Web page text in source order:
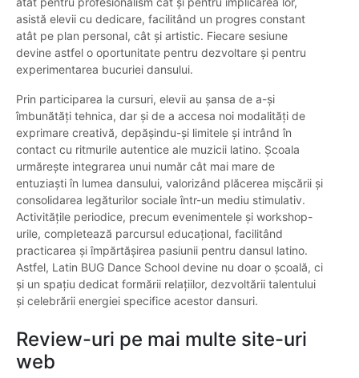
asistă elevii cu dedicare, facilitând un progres constant
atât pe plan personal, cât și artistic. Fiecare sesiune
devine astfel o oportunitate pentru dezvoltare și pentru
experimentarea bucuriei dansului.
Prin participarea la cursuri, elevii au șansa de a-și
îmbunătăți tehnica, dar și de a accesa noi modalități de
exprimare creativă, depășindu-și limitele și intrând în
contact cu ritmurile autentice ale muzicii latino. Școala
urmărește integrarea unui număr cât mai mare de
entuziaști în lumea dansului, valorizând plăcerea mișcării și
consolidarea legăturilor sociale într-un mediu stimulativ.
Activitățile periodice, precum evenimentele și workshop-
urile, completează parcursul educațional, facilitând
practicarea și împărtășirea pasiunii pentru dansul latino.
Astfel, Latin BUG Dance School devine nu doar o școală, ci
și un spațiu dedicat formării relațiilor, dezvoltării talentului
și celebrării energiei specifice acestor dansuri.
Review-uri pe mai multe site-uri
web